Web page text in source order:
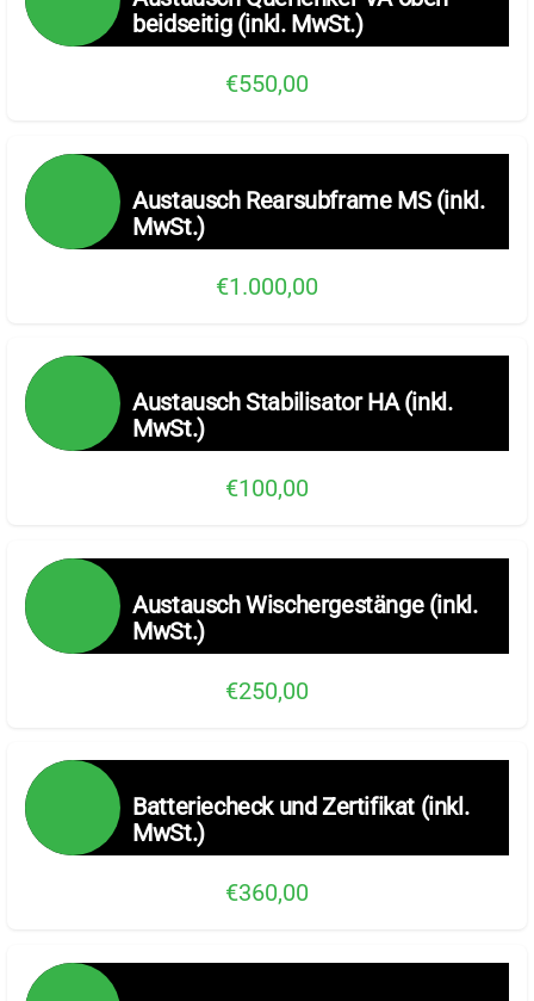
beidseitig (inkl. MwSt.)
€550,00
Austausch Rearsubframe MS (inkl.
MwSt.)
€1.000,00
Austausch Stabilisator HA (inkl.
MwSt.)
€100,00
Austausch Wischergestänge (inkl.
MwSt.)
€250,00
Batteriecheck und Zertifikat (inkl.
MwSt.)
€360,00